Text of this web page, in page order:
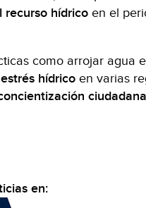
recurso hídrico en el
como arrojar agua
hídrico en varias
ciudadana
en: